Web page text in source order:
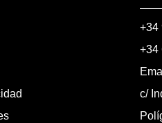
+34
+34
c/